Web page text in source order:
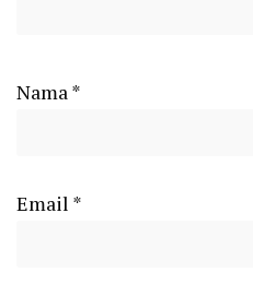
Nama*
Email *